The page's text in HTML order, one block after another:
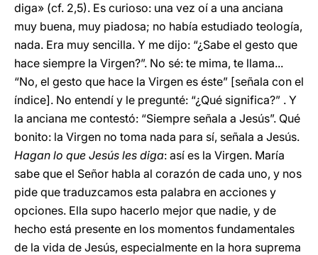
diga» (cf. 2,5). Es curioso: una vez oí a una anciana
muy buena, muy piadosa; no había estudiado teología,
nada. Era muy sencilla. Y me dijo: “¿Sabe el gesto que
hace siempre la Virgen?”. No sé: te mima, te llama...
“No, el gesto que hace la Virgen es éste” [señala con el
índice]. No entendí y le pregunté: “¿Qué significa?” . Y
la anciana me contestó: “Siempre señala a Jesús”. Qué
bonito: la Virgen no toma nada para sí, señala a Jesús.
Hagan lo que Jesús les diga: así es la Virgen. María
sabe que el Señor habla al corazón de cada uno, y nos
pide que traduzcamos esta palabra en acciones y
opciones. Ella supo hacerlo mejor que nadie, y de
hecho está presente en los momentos fundamentales
de la vida de Jesús, especialmente en la hora suprema